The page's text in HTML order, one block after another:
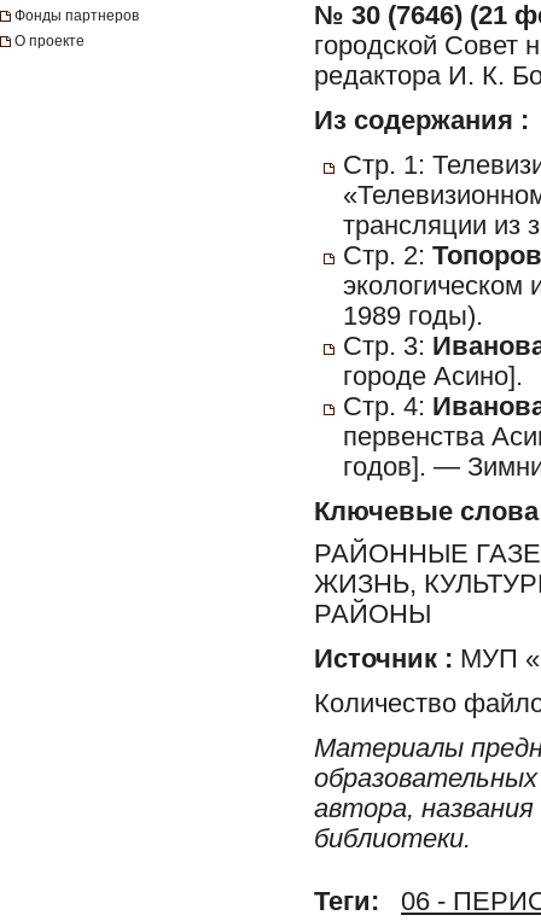
Фонды партнеров
О проекте
№ 30 (7646) (21
городской Совет
редактора И. К.
Из содержания :
Стр. 1:
трансляции из
Стр. 2:
экологическом
1989 годы).
Стр. 3:
городе Асино].
Стр. 4:
первенства
годов]. —
Ключевые слова
РАЙОННЫЕ
ЖИЗНЬ,
РАЙОНЫ
Источник : МУП
Количество
Материалы
автора,
библиотеки.
Теги:
06 -